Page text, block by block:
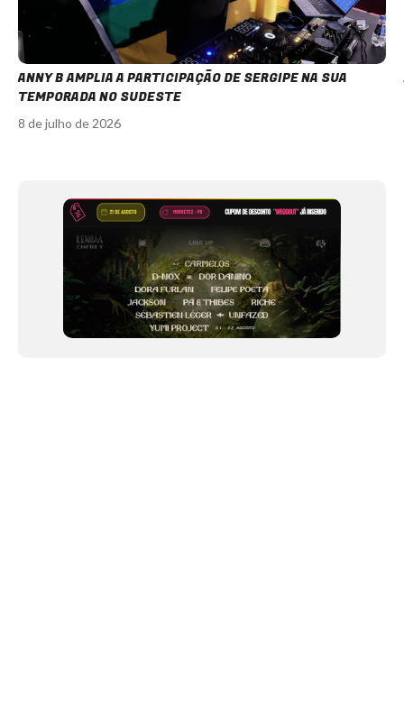
ANNY B AMPLIA A PARTICIPAÇÃO DE SERGIPE NA SUA
TEMPORADA NO SUDESTE
8 de julho de 2026